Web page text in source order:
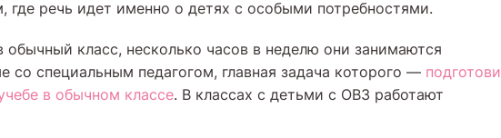
где речь идет именно о детях с особыми потребностями.
класс, несколько часов в неделю они занимаются
со специальным педагогом, главная задача которого — подготови
в обычном классе. В классах с детьми с ОВЗ работают